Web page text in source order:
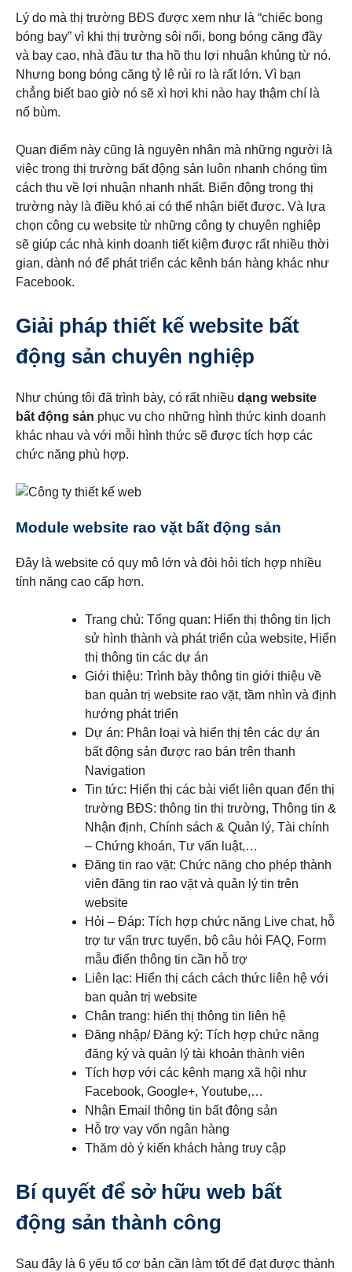
Lý do mà thị trường BĐS được xem như là “chiếc bong
bóng bay” vì khi thị trường sôi nổi, bong bóng căng đầy
và bay cao, nhà đầu tư tha hồ thu lợi nhuận khủng từ nó.
Nhưng bong bóng căng tỷ lệ rủi ro là rất lớn. Vì bạn
chẳng biết bao giờ nó sẽ xì hơi khi nào hay thậm chí là
nổ bùm.
Quan điểm này cũng là nguyên nhân mà những người là
việc trong thị trường bất động sản luôn nhanh chóng tìm
cách thu về lợi nhuận nhanh nhất. Biến động trong thị
trường này là điều khó ai có thể nhận biết được. Và lựa
chọn công cụ website từ những công ty chuyên nghiệp
sẽ giúp các nhà kinh doanh tiết kiệm được rất nhiều thời
gian, dành nó để phát triển các kênh bán hàng khác như
Facebook.
Giải pháp thiết kế website bất
động sản chuyên nghiệp
Như chúng tôi đã trình bày, có rất nhiều dạng website
bất động sản phục vụ cho những hình thức kinh doanh
khác nhau và với mỗi hình thức sẽ được tích hợp các
chức năng phù hợp.
Module website rao vặt bất động sản
Đây là website có quy mô lớn và đòi hỏi tích hợp nhiều
tính năng cao cấp hơn.
Trang chủ: Tổng quan: Hiển thị thông tin lịch
sử hình thành và phát triển của website, Hiển
thị thông tin các dự án
Giới thiệu: Trình bày thông tin giới thiệu về
ban quản trị website rao vặt, tầm nhìn và định
hướng phát triển
Dự án: Phân loại và hiển thị tên các dự án
bất động sản được rao bán trên thanh
Navigation
Tin tức: Hiển thị các bài viết liên quan đến thị
trường BĐS: thông tin thị trường, Thông tin &
Nhận định, Chính sách & Quản lý, Tài chính
– Chứng khoán, Tư vấn luật,…
Đăng tin rao vặt: Chức năng cho phép thành
viên đăng tin rao vặt và quản lý tin trên
website
Hỏi – Đáp: Tích hợp chức năng Live chat, hỗ
trợ tư vấn trực tuyến, bộ câu hỏi FAQ, Form
mẫu điển thông tin cần hỗ trợ
Liên lạc: Hiển thị cách cách thức liên hệ với
ban quản trị website
Chân trang: hiển thị thông tin liên hệ
Đăng nhập/ Đăng ký: Tích hợp chức năng
đăng ký và quản lý tài khoản thành viên
Tích hợp với các kênh mạng xã hội như
Facebook, Google+, Youtube,…
Nhận Email thông tin bất động sản
Hỗ trợ vay vốn ngân hàng
Thăm dò ý kiến khách hàng truy cập
Bí quyết để sở hữu web bất
động sản thành công
Sau đây là 6 yếu tố cơ bản cần làm tốt để đạt được thành